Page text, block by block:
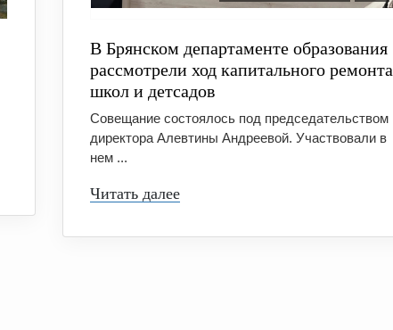
В Брянском департаменте образования
рассмотрели ход капитального ремонта
школ и детсадов
Совещание состоялось под председательством
директора Алевтины Андреевой. Участвовали в
нем ...
Читать далее